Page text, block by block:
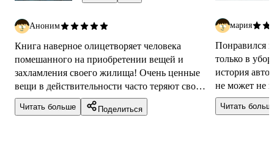
Аноним
Книга наверное олицетворяет человека
помешанного на приобретении вещей и
захламления своего жилища! Очень ценные
вещи в действительности часто теряют свою
ценность заставленные совершенно
ненужными ве...
Читать больше Поделиться
мария
Понравился
только в
история
не может не
и полезно
Читать